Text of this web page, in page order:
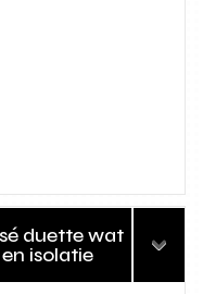
duette wat
isolatie